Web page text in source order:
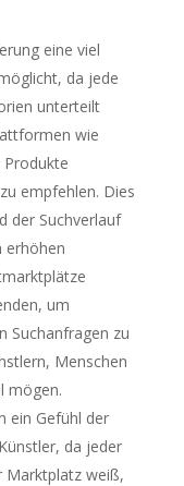
eine viel
da jede
unterteilt
wie
empfehlen. Dies
der Suchverlauf
erhöhen
um
Suchanfragen zu
Menschen
mögen.
ein Gefühl der
da jeder
Marktplatz weiß,